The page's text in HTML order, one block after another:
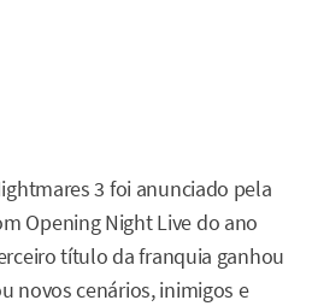
3 foi anunciado pela
Opening Night Live do ano
título da franquia ganhou
novos cenários, inimigos e